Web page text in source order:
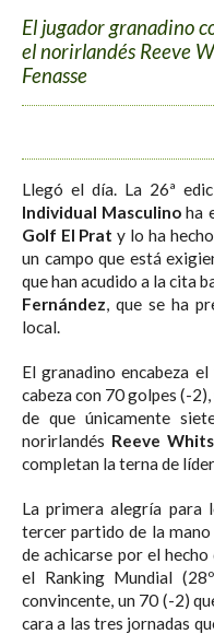
El jugador granadino
el norirlandés Reeve
Fenasse
Llegó el día. La 26ª
Individual Masculino ha
Golf El Prat y lo ha
un campo que está
que han acudido a la cita
Fernández, que se ha
local.
El granadino encabeza
cabeza con 70 golpes (-
de que únicamente
norirlandés Reeve
completan la terna de
La primera alegría para
tercer partido de la mano
de achicarse por el
el Ranking Mundial
convincente, un 70 (-2)
cara a las tres jornadas